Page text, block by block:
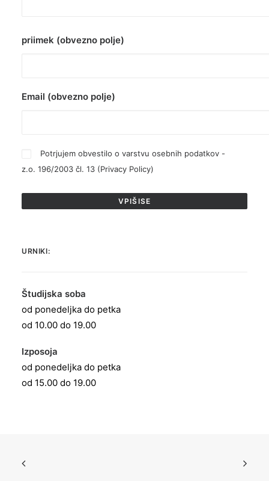
priimek (obvezno polje)
Email (obvezno polje)
Potrjujem obvestilo o varstvu osebnih podatkov -
z.o. 196/2003 čl. 13 (Privacy Policy)
URNIKI:
Študijska soba
od ponedeljka do petka
od 10.00 do 19.00
Izposoja
od ponedeljka do petka
od 15.00 do 19.00